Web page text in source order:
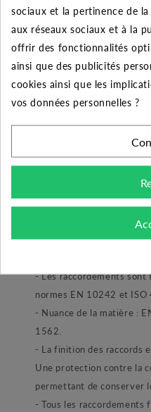
DESCRIPTION DU
Découvrez la réduction
diamètre 2"1/2 x 2" pour
potable, de gaz, de
corrosifs. Systèmes CVC.
- Les raccordements
normes EN 10242 et ISO
- Nuance de la matière :
1562.
- La finition des raccords
Une protection contre la
permettant de conserver
- Tous les raccordements
sociaux et la pertinence de
aux réseaux sociaux et à la
offrir des fonctionnalités
ainsi que des publicités
cookies ainsi que les
vos données personnelles ?